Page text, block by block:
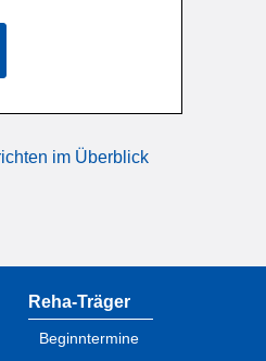
im Überblick
Reha-Träger
Beginntermine